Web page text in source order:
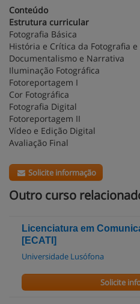
Conteúdo
Estrutura curricular
Fotografia Básica
História e Crítica da Fotografia
Documentalismo e Narrativa
Iluminação Fotográfica
Fotoreportagem I
Cor Fotográfica
Fotografia Digital
Fotoreportagem II
Vídeo e Edição Digital
Avaliação Final
Solicite informação
Outro curso
Licenciatura em
[ECATI]
Universidade Lusófona
Solicite